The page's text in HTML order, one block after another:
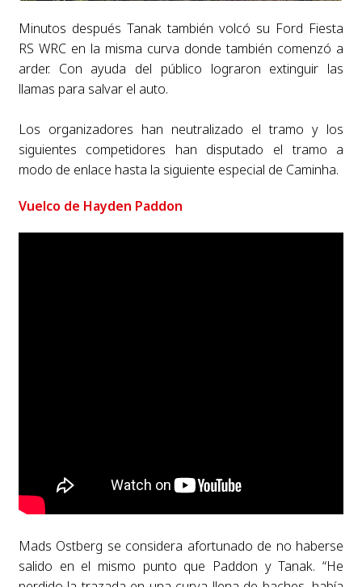
Minutos después Tanak también volcó su Ford Fiesta
RS WRC en la misma curva donde también comenzó a
arder. Con ayuda del público lograron extinguir las
llamas para salvar el auto.
Los organizadores han neutralizado el tramo y los
siguientes competidores han disputado el tramo a
modo de enlace hasta la siguiente especial de Caminha.
Vuelco de Hayden Paddon
Mads Ostberg se considera afortunado de no haberse
salido en el mismo punto que Paddon y Tanak. “He